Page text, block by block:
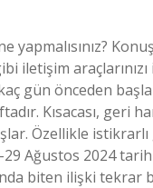
yapmalısınız?
iletişim
gün önceden
Kısacası, geri
Özellikle
Ağustos 2024
biten ilişki tekrar